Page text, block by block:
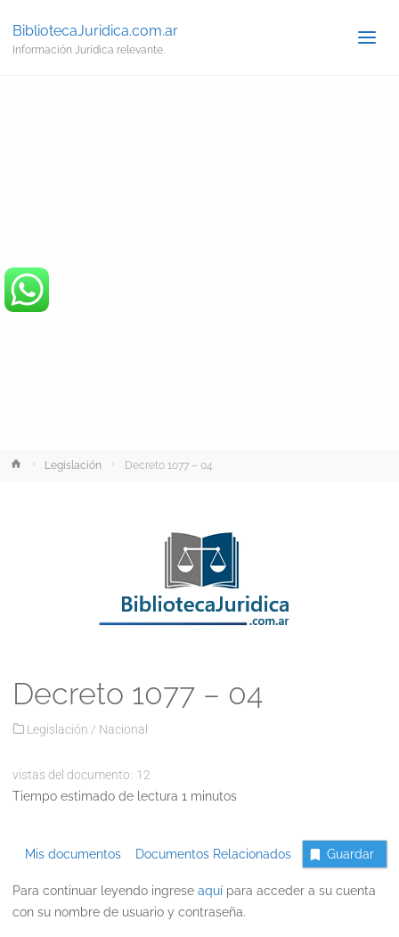
BibliotecaJuridica.com.ar
Información Jurídica relevante.
InicioLegislación Decreto 1077 – 04
Decreto 1077 – 04
Legislación / Nacional
vistas del documento: 12
Tiempo estimado de lectura 1 minutos
Mis documentos Documentos Relacionados Guardar
Para continuar leyendo ingrese aquípara acceder a su cuenta
con su nombre de usuario y contraseña.